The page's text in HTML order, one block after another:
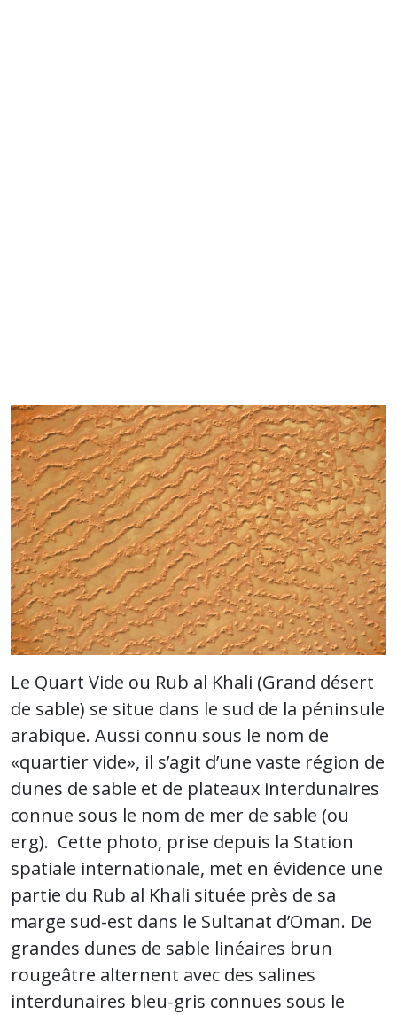
Le Quart Vide ou Rub al Khali (Grand désert
de sable) se situe dans le sud de la péninsule
arabique. Aussi connu sous le nom de
«quartier vide», il s’agit d’une vaste région de
dunes de sable et de plateaux interdunaires
connue sous le nom de mer de sable (ou
erg). Cette photo, prise depuis la Station
spatiale internationale, met en évidence une
partie du Rub al Khali située près de sa
marge sud-est dans le Sultanat d’Oman. De
grandes dunes de sable linéaires brun
rougeâtre alternent avec des salines
interdunaires bleu-gris connues sous le